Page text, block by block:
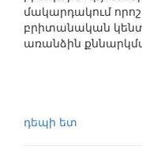
մակարդակում
բրիտանական
առանձին
դեպի ետ